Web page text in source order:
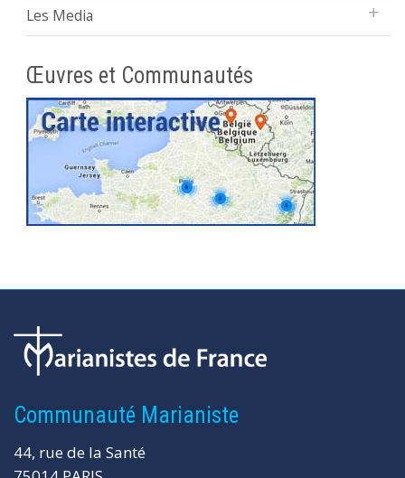
Les Media
Œuvres et Communautés
Communauté Marianiste
44, rue de la Santé